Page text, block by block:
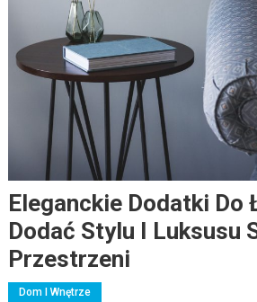
Eleganckie Dodatki Do
Dodać Stylu I Luksusu
Przestrzeni
Dom I Wnętrze